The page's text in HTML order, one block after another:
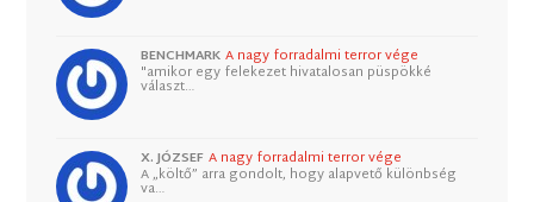
BENCHMARK A nagy forradalmi terror vége
"amikor egy felekezet hivatalosan püspökké
választ…
X. JÓZSEF A nagy forradalmi terror vége
A „költő” arra gondolt, hogy alapvető különbség
va…